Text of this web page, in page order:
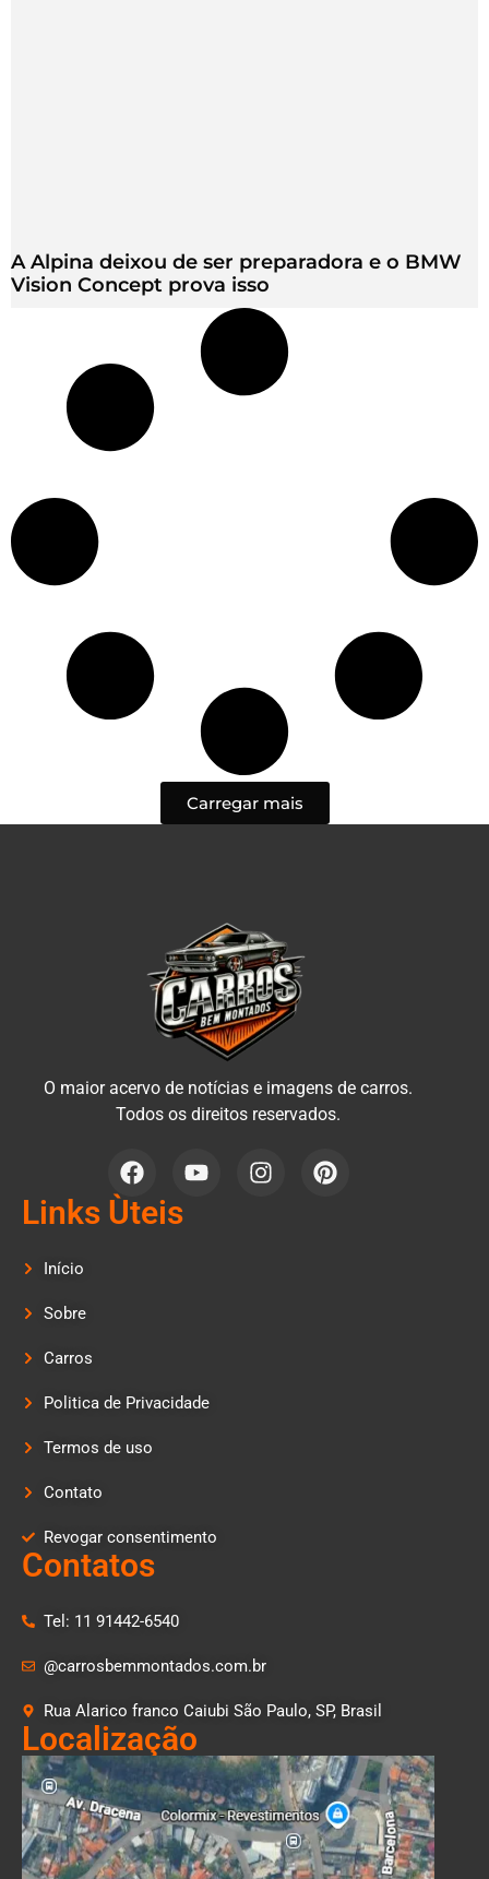
A Alpina deixou de ser preparadora e o BMW
Vision Concept prova isso
Carregar mais
O maior acervo de notícias e imagens de carros.
Todos os direitos reservados.
Links Ùteis
Início
Sobre
Carros
Politica de Privacidade
Termos de uso
Contato
Revogar consentimento
Contatos
Tel: 11 91442-6540
@carrosbemmontados.com.br
Rua Alarico franco Caiubi São Paulo, SP, Brasil
Localização